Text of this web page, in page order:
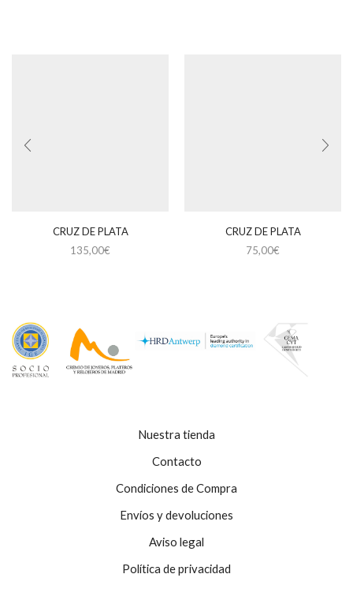
CRUZ DE PLATA
135,00€
CRUZ DE PLATA
75,00€
Nuestra tienda
Contacto
Condiciones de Compra
Envíos y devoluciones
Aviso legal
Política de privacidad